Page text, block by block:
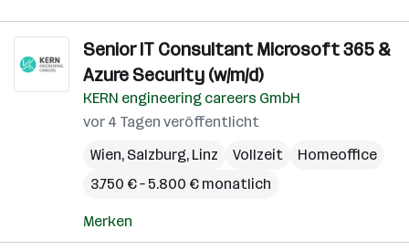
Senior IT Consultant Microsoft 365 &
Azure Security (w/m/d)
KERN engineering careers GmbH
vor 4 Tagen veröffentlicht
Wien, Salzburg, Linz Vollzeit
Homeoffice
3.750 € – 5.800 € monatlich
Merken